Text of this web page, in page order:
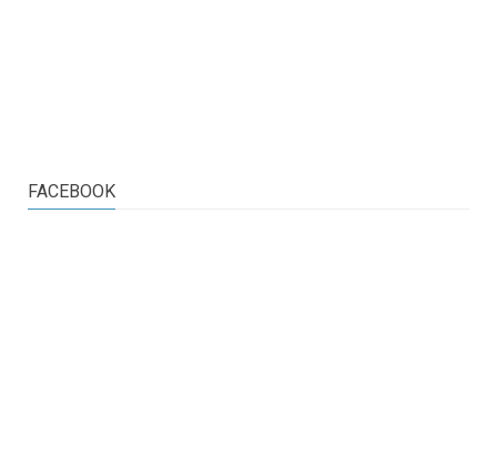
FACEBOOK